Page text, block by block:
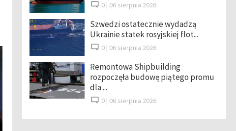
0 | 06 sierpnia 2026
Szwedzi ostatecznie wydadzą
Ukrainie statek rosyjskiej flot...
0 | 06 sierpnia 2026
Remontowa Shipbuilding
rozpoczęła budowę piątego promu
dla ...
0 | 06 sierpnia 2026